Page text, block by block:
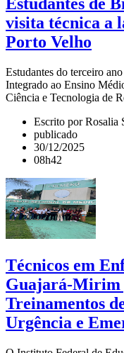
Estudantes de
visita técnica a
Porto Velho
Estudantes do terceiro
Integrado ao Ensino
Ciência e Tecnologia de
Escrito por Rosalia
publicado
30/12/2025
08h42
Técnicos em
Guajará-Mirim
Treinamentos
Urgência e